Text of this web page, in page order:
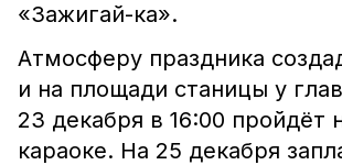
«Зажигай-ка».
Атмосферу праздника
и на площади станицы у
23 декабря в 16:00 пройдёт
караоке. На 25 декабря